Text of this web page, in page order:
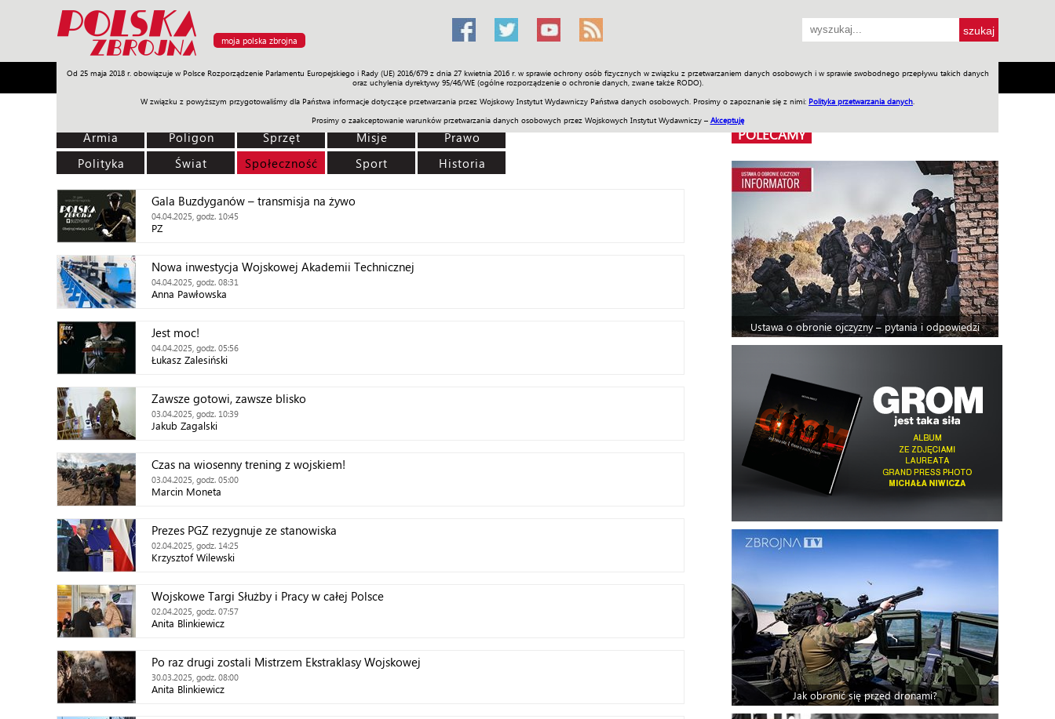
moja polska zbrojna
Od 25 maja 2018 r. obowiązuje w Polsce Rozporządzenie Parlamentu Europejskiego i Rady (UE) 2016/679 z dnia 27 kwietnia 2016 r. w sprawie ochrony osób fizycznych w związku z przetwarzaniem danych osobowych i w sprawie swobodnego przepływu takich danych
oraz uchylenia dyrektywy 95/46/WE (ogólne rozporządzenie o ochronie danych, zwane także RODO).
W związku z powyższym przygotowaliśmy dla Państwa informacje dotyczące przetwarzania przez Wojskowy Instytut Wydawniczy Państwa danych osobowych. Prosimy o zapoznanie się z nimi: Polityka przetwarzania danych
Prosimy o zaakceptowanie warunków przetwarzania danych osobowych przez Wojskowych Instytut Wydawniczy – Akceptuję
Armia Poligon Sprzęt Misje Polityka Prawo Świat Społeczność Sport Historia Galerie Wideo ENGLISH SKLEP Jednodniówki Praca w WIW
Armia Poligon Sprzęt Misje
Prawo
Polityka
Świat Społeczność Sport Historia
Gala Buzdyganów – transmisja na żywo
04.04.2025, godz. 10:45
PZ
Nowa inwestycja Wojskowej Akademii Technicznej
04.04.2025, godz. 08:31
Anna Pawłowska
Jest moc!
04.04.2025, godz. 05:56
Łukasz Zalesiński
Zawsze gotowi, zawsze blisko
03.04.2025, godz. 10:39
Jakub Zagalski
Czas na wiosenny trening z wojskiem!
03.04.2025, godz. 05:00
Marcin Moneta
Prezes PGZ rezygnuje ze stanowiska
02.04.2025, godz. 14:25
Krzysztof Wilewski
Wojskowe Targi Służby i Pracy w całej Polsce
02.04.2025, godz. 07:57
Anita Blinkiewicz
Po raz drugi zostali Mistrzem Ekstraklasy Wojskowej
30.03.2025, godz. 08:00
Anita Blinkiewicz
POLECAMY
Ustawa o obronie ojczyzny – pytania i odpowiedzi
Jak obronić się przed dronami?